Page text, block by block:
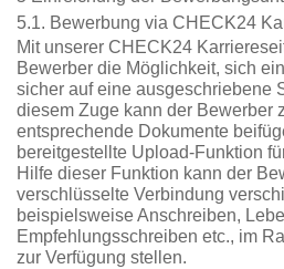
5.1. Bewerbung via CHECK24
Mit unserer CHECK24
Bewerber die Möglichkeit, sich
sicher auf eine ausgeschriebene
diesem Zuge kann der Bewerber
entsprechende Dokumente
bereitgestellte Upload-Funktion
Hilfe dieser Funktion kann der
verschlüsselte Verbindung
beispielsweise Anschreiben,
Empfehlungsschreiben etc., im
zur Verfügung stellen.